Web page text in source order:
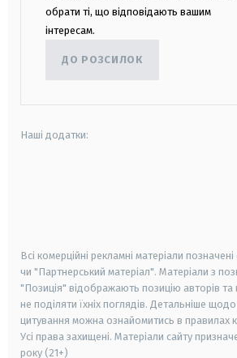
обрати ті, що відповідають вашим
інтересам.
ДО РОЗСИЛОК
Наші додатки:
Всі комерційні рекламні матеріали
чи "Партнерський матеріал". Матеріали з
"Позиція" відображають позицію авторів та
не поділяти їхніх поглядів. Детальніше
цитування можна ознайомитись в правилах
Усі права захищені. Матеріали сайту
року (21+)